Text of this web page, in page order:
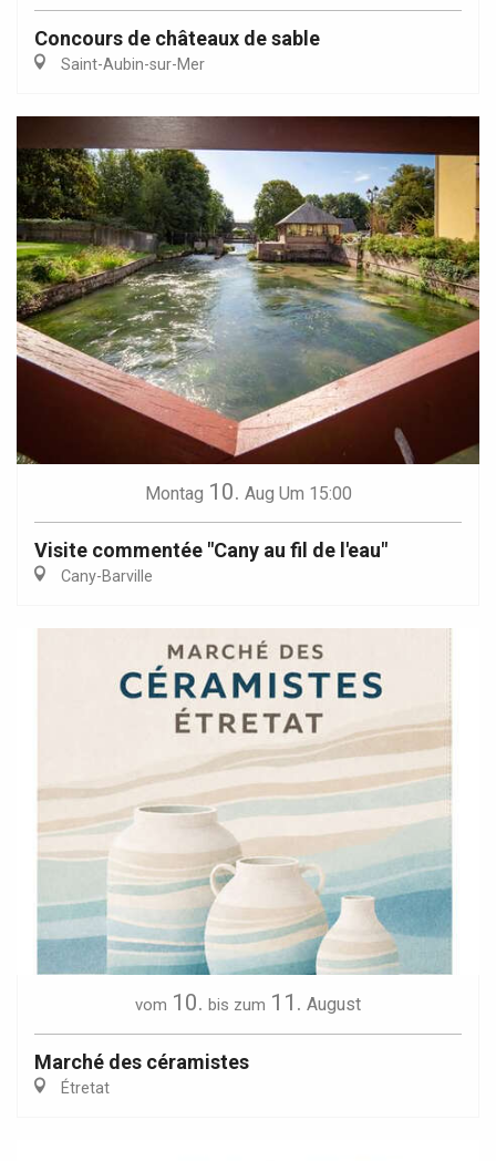
Concours de châteaux de sable
Saint-Aubin-sur-Mer
Montag 10. Aug Um 15:00
Visite commentée "Cany au fil de l'eau"
Cany-Barville
vom 10. bis zum 11. August
Marché des céramistes
Étretat